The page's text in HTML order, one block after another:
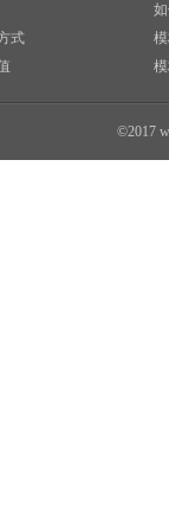
式
©2017